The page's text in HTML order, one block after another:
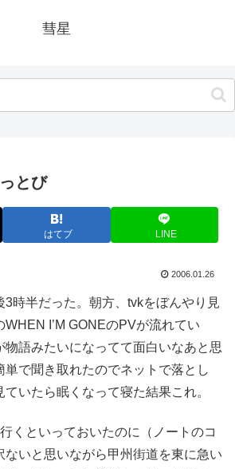
彗星
とび
はてブ LINE
2006.01.26
3時半だった。朝方、tvkをぼんやり見
I’M GONEのPVが流れてい
物語みたいになってて面白いなあと思
単で聞き取れたのでネットで落とし
いたら眠くなって寝た結果これ。
くといっておいたのに（ノートのコ
ないと思いながら甲州街道を東に急い